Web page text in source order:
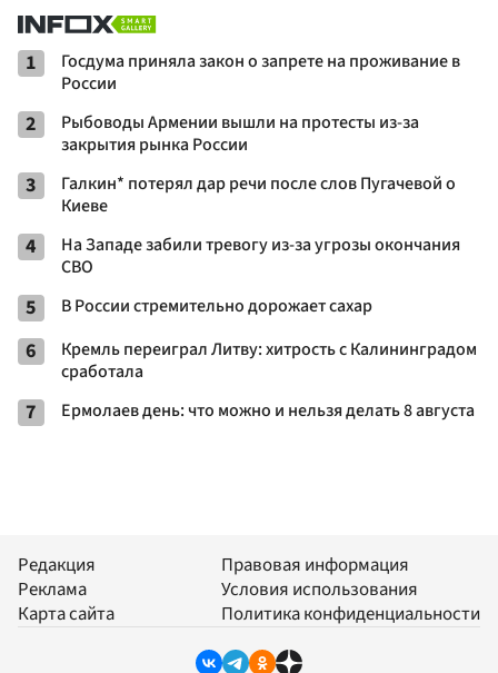
1
Госдума приняла закон о запрете на проживание в
России
2
Рыбоводы Армении вышли на протесты из-за
закрытия рынка России
3
Галкин* потерял дар речи после слов Пугачевой о
Киеве
4
На Западе забили тревогу из-за угрозы окончания
СВО
5 В России стремительно дорожает сахар
6
Кремль переиграл Литву: хитрость с Калининградом
сработала
7 Ермолаев день: что можно и нельзя делать 8 августа
Редакция
Реклама
Карта сайта
Правовая информация
Условия использования
Политика конфиденциальности